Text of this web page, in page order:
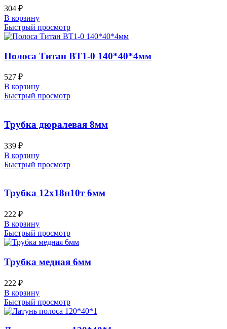
304 ₽
В корзину
Быстрый просмотр
Полоса Титан ВТ1-0 140*40*4мм
527 ₽
В корзину
Быстрый просмотр
Трубка дюралевая 8мм
339 ₽
В корзину
Быстрый просмотр
Трубка 12х18н10т 6мм
222 ₽
В корзину
Быстрый просмотр
Трубка медная 6мм
222 ₽
В корзину
Быстрый просмотр